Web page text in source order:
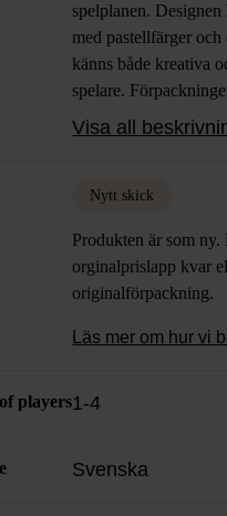
spelplanen.
med pastellfärger
känns både kreativa
spelare.
vilket ger en lyxig
Visa all
Nytt skick
Produkten är som
orginalprislapp kvar
originalförpackning.
Läs mer om hur vi
players1-4
Svenska